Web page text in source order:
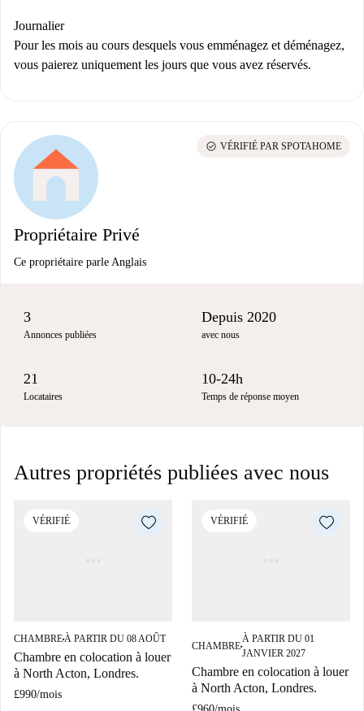
Journalier
Pour les mois au cours desquels vous emménagez et déménagez,
vous paierez uniquement les jours que vous avez réservés.
Propriétaire Privé
Ce propriétaire parle Anglais
check_circle VÉRIFIÉ PAR SPOTAHOME
3
Annonces publiées
Depuis 2020
avec nous
21
Locataires
10-24h
Temps de réponse moyen
Autres propriétés publiées avec nous
VÉRIFIÉ
CHAMBRE■À PARTIR DU 08 AOÛT
Chambre en colocation à louer
à North Acton, Londres.
£990/mois
VÉRIFIÉ
CHAMBRE■
À PARTIR DU 01
JANVIER 2027
Chambre en colocation à louer
à North Acton, Londres.